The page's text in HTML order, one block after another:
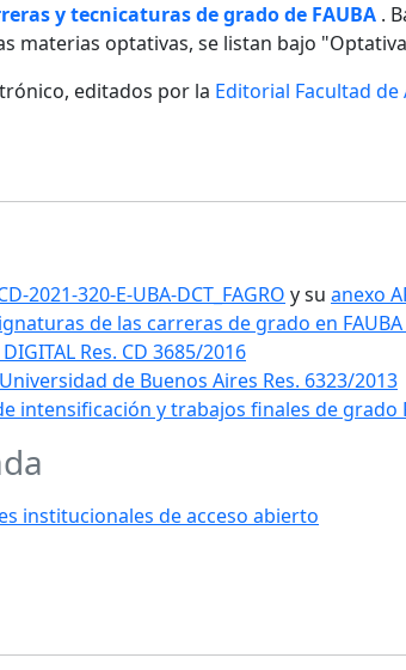
y tecnicaturas de grado de FAUBA .
materias optativas, se listan bajo
editados por la Editorial Facultad
2021-320-E-UBA-DCT_FAGRO y su anexo
de las carreras de grado en FAUBA
Res. CD 3685/2016
de Buenos Aires Res. 6323/2013
intensificación y trabajos finales de grado
institucionales de acceso abierto